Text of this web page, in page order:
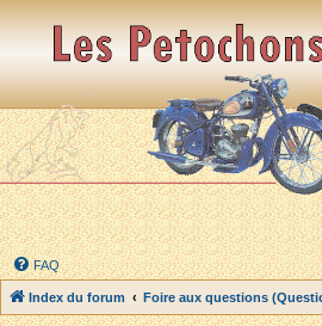
FAQ
Index du forum Foire aux questions